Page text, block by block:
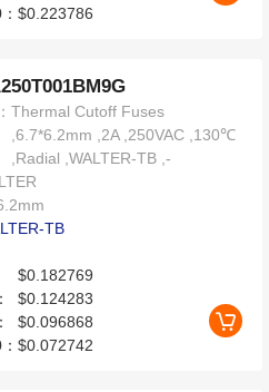
$0.223786
Thermal Cutoff Fuses
,6.7*6.2mm ,2A ,250VAC ,130℃
,Radial ,WALTER-TB ,-
TB
$0.182769
$0.124283
$0.096868
$0.072742